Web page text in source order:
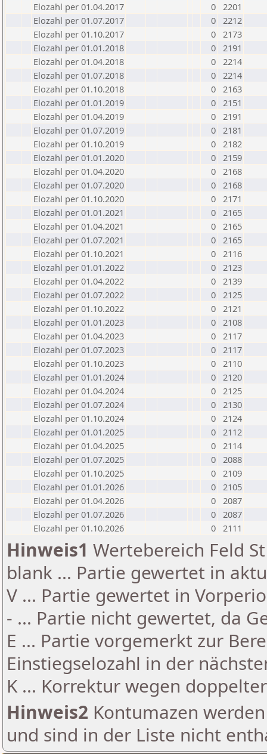
Elozahl per 01.04.2017
0 2201
Elozahl per 01.07.2017
0 2212
Elozahl per 01.10.2017
0 2173
Elozahl per 01.01.2018
0 2191
Elozahl per 01.04.2018
0 2214
Elozahl per 01.07.2018
0 2214
Elozahl per 01.10.2018
0 2163
Elozahl per 01.01.2019
0 2151
Elozahl per 01.04.2019
0 2191
Elozahl per 01.07.2019
0 2181
Elozahl per 01.10.2019
0 2182
Elozahl per 01.01.2020
0 2159
Elozahl per 01.04.2020
0 2168
Elozahl per 01.07.2020
0 2168
Elozahl per 01.10.2020
0 2171
Elozahl per 01.01.2021
0 2165
Elozahl per 01.04.2021
0 2165
Elozahl per 01.07.2021
0 2165
Elozahl per 01.10.2021
0 2116
Elozahl per 01.01.2022
0 2123
Elozahl per 01.04.2022
0 2139
Elozahl per 01.07.2022
0 2125
Elozahl per 01.10.2022
0 2121
Elozahl per 01.01.2023
0 2108
Elozahl per 01.04.2023
0 2117
Elozahl per 01.07.2023
0 2117
Elozahl per 01.10.2023
0 2110
Elozahl per 01.01.2024
0 2120
Elozahl per 01.04.2024
0 2125
Elozahl per 01.07.2024
0 2130
Elozahl per 01.10.2024
0 2124
Elozahl per 01.01.2025
0 2112
Elozahl per 01.04.2025
0 2114
Elozahl per 01.07.2025
0 2088
Elozahl per 01.10.2025
0 2109
Elozahl per 01.01.2026
0 2105
Elozahl per 01.04.2026
0 2087
Elozahl per 01.07.2026
0 2087
Elozahl per 01.10.2026
0 2111
Hinweis1 Wertebereich Feld
blank ... Partie gewertet in
V ... Partie gewertet in
- ... Partie nicht gewertet, da
E ... Partie vorgemerkt zur
Einstiegselozahl in der
K ... Korrektur wegen
Hinweis2 Kontumazen
und sind in der Liste nicht